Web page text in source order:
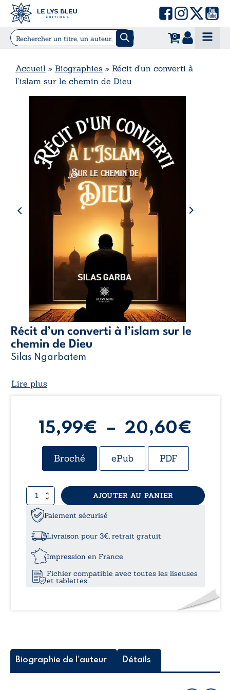
0
Accueil » Biographies » Récit d’un converti à
l’islam sur le chemin de Dieu
Récit d’un converti à l’islam sur le
chemin de Dieu
Silas Ngarbatem
Lire plus
15,99€ – 20,60€
Broché ePub PDF
quantité
de
Récit
d’un
converti
l’islam
sur
chemin
AJOUTER AU PANIER
Paiement sécurisé
Livraison pour 3€, retrait gratuit
Impression en France
Fichier compatible avec toutes les liseuses
et tablettes
Biographie de l'auteur Détails